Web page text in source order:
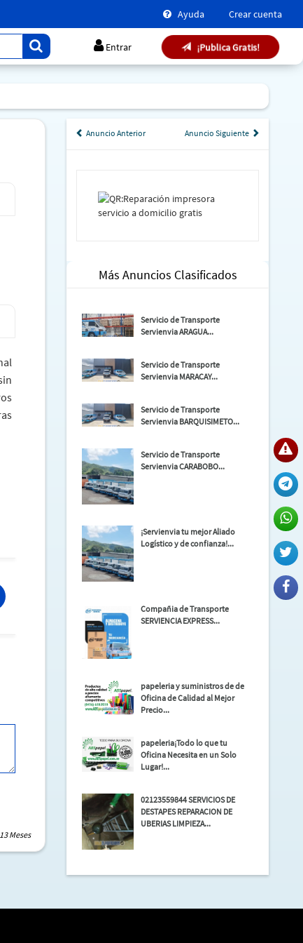
Ayuda Crear cuenta
Entrar ¡Publica Gratis!
Meses
Anuncio Anterior Anuncio Siguiente
Más Anuncios Clasificados
Servicio de Transporte
Servienvia ARAGUA...
Servicio de Transporte
Servienvia MARACAY...
Servicio de Transporte
Servienvia BARQUISIMETO...
Servicio de Transporte
Servienvia CARABOBO...
¡Servienvia tu mejor Aliado
Logístico y de confianza!...
Compañia de Transporte
SERVIENCIA EXPRESS...
papeleria y suministros de de
Oficina de Calidad al Mejor
Precio...
papeleria¡Todo lo que tu
Oficina Necesita en un Solo
Lugar!...
02123559844 SERVICIOS DE
DESTAPES REPARACION DE
UBERIAS LIMPIEZA...